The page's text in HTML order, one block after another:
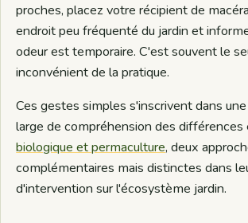
proches, placez votre récipient de
endroit peu fréquenté du jardin et
odeur est temporaire. C'est souvent le
inconvénient de la pratique.
Ces gestes simples s'inscrivent dans
large de compréhension des
biologique et permaculture, deux
complémentaires mais distinctes dans
d'intervention sur l'écosystème jardin.